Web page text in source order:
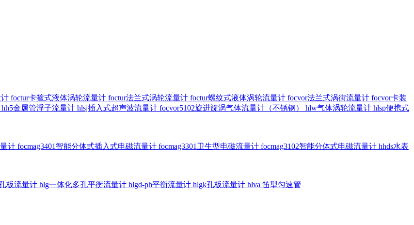
foctur卡箍式液体涡轮流量计 foctur法兰式涡轮流量计 foctur螺纹式液体涡轮流量计 focvor法兰式涡街流量计 focvor卡装
hh5金属管浮子流量计 hlsj插入式超声波流量计 focvor5102旋进旋涡气体流量计（不锈钢） hlw气体涡轮流量计 hlsp便携式
计 focmag3401智能分体式插入式电磁流量计 focmag3301卫生型电磁流量计 focmag3102智能分体式电磁流量计 hhds水表
板流量计 hlg一体化多孔平衡流量计 hlgd-ph平衡流量计 hlgk孔板流量计 hlva 笛型匀速管